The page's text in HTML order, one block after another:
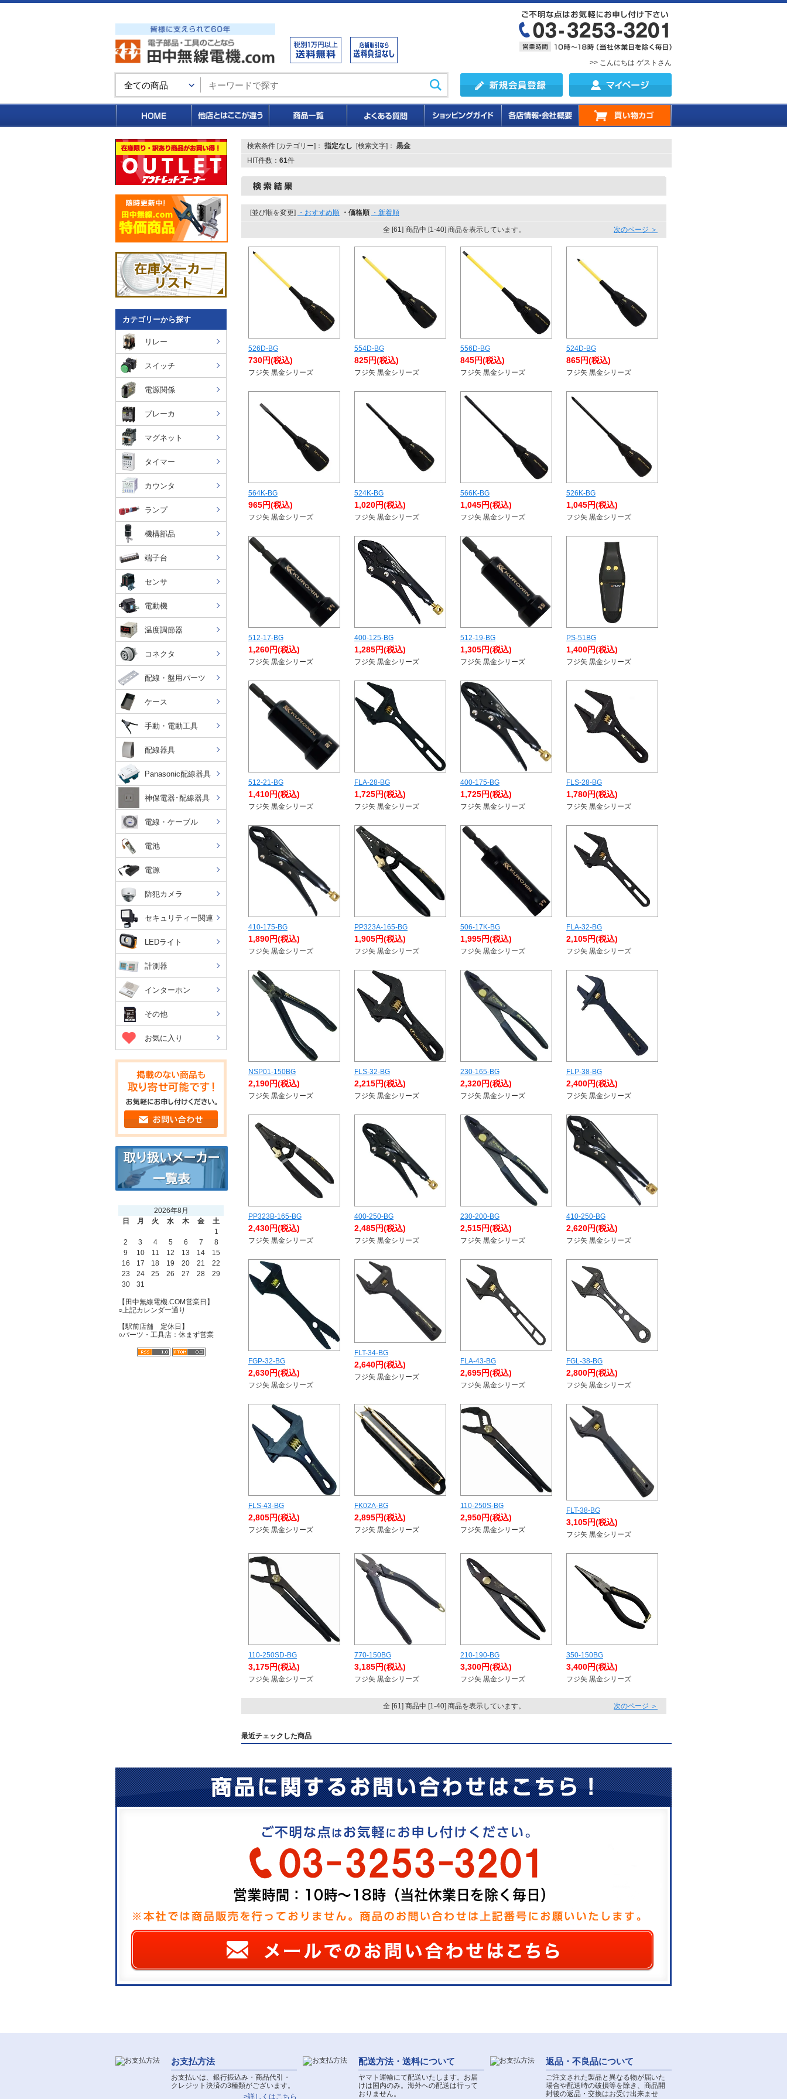
>> こんにちは ゲストさん
検索条件 [カテゴリー]： 指定なし [検索文字]： 黒金
HIT件数： 61件
[並び順を変更] ・おすすめ順 ・価格順 ・新着順
全 [61] 商品中 [1-40] 商品を表示しています。 次のページ ＞
526D-BG
730円(税込)
フジ矢 黒金シリーズ
554D-BG
825円(税込)
フジ矢 黒金シリーズ
556D-BG
845円(税込)
フジ矢 黒金シリーズ
524D-BG
865円(税込)
フジ矢 黒金シリーズ
564K-BG
965円(税込)
フジ矢 黒金シリーズ
524K-BG
1,020円(税込)
フジ矢 黒金シリーズ
566K-BG
1,045円(税込)
フジ矢 黒金シリーズ
526K-BG
1,045円(税込)
フジ矢 黒金シリーズ
512-17-BG
1,260円(税込)
フジ矢 黒金シリーズ
400-125-BG
1,285円(税込)
フジ矢 黒金シリーズ
512-19-BG
1,305円(税込)
フジ矢 黒金シリーズ
PS-51BG
1,400円(税込)
フジ矢 黒金シリーズ
512-21-BG
1,410円(税込)
フジ矢 黒金シリーズ
FLA-28-BG
1,725円(税込)
フジ矢 黒金シリーズ
400-175-BG
1,725円(税込)
フジ矢 黒金シリーズ
FLS-28-BG
1,780円(税込)
フジ矢 黒金シリーズ
410-175-BG
1,890円(税込)
フジ矢 黒金シリーズ
PP323A-165-BG
1,905円(税込)
フジ矢 黒金シリーズ
506-17K-BG
1,995円(税込)
フジ矢 黒金シリーズ
FLA-32-BG
2,105円(税込)
フジ矢 黒金シリーズ
NSP01-150BG
2,190円(税込)
フジ矢 黒金シリーズ
FLS-32-BG
2,215円(税込)
フジ矢 黒金シリーズ
230-165-BG
2,320円(税込)
フジ矢 黒金シリーズ
FLP-38-BG
2,400円(税込)
フジ矢 黒金シリーズ
PP323B-165-BG
2,430円(税込)
フジ矢 黒金シリーズ
400-250-BG
2,485円(税込)
フジ矢 黒金シリーズ
230-200-BG
2,515円(税込)
フジ矢 黒金シリーズ
410-250-BG
2,620円(税込)
フジ矢 黒金シリーズ
FGP-32-BG
2,630円(税込)
フジ矢 黒金シリーズ
FLT-34-BG
2,640円(税込)
フジ矢 黒金シリーズ
FLA-43-BG
2,695円(税込)
フジ矢 黒金シリーズ
FGL-38-BG
2,800円(税込)
フジ矢 黒金シリーズ
FLS-43-BG
2,805円(税込)
フジ矢 黒金シリーズ
FK02A-BG
2,895円(税込)
フジ矢 黒金シリーズ
110-250S-BG
2,950円(税込)
フジ矢 黒金シリーズ
FLT-38-BG
3,105円(税込)
フジ矢 黒金シリーズ
110-250SD-BG
3,175円(税込)
フジ矢 黒金シリーズ
770-150BG
3,185円(税込)
フジ矢 黒金シリーズ
210-190-BG
3,300円(税込)
フジ矢 黒金シリーズ
350-150BG
3,400円(税込)
フジ矢 黒金シリーズ
全 [61] 商品中 [1-40] 商品を表示しています。 次のページ ＞
最近チェックした商品
カテゴリーから探す
リレー
スイッチ
電源関係
ブレーカ
マグネット
タイマー
カウンタ
ランプ
機構部品
端子台
センサ
電動機
温度調節器
コネクタ
配線・盤用パーツ
ケース
手動・電動工具
配線器具
Panasonic配線器具
神保電器･配線器具
電線・ケーブル
電池
電源
防犯カメラ
セキュリティー関連
LEDライト
計測器
インターホン
その他
お気に入り
2026年8月
日
月 火 水 木 金
土
1
2
3 4 5 6 7
8
9
10 11 12 13 14
15
16
17 18 19 20 21
22
23
24 25 26 27 28
29
30
31
【田中無線電機.COM営業日】
○上記カレンダー通り
【駅前店舗 定休日】
○パーツ・工具店：休まず営業
お支払方法
お支払いは、銀行振込み・商品代引・
クレジット決済の3種類がございます。
>詳しくはこちら
配送方法・送料について
ヤマト運輸にて配送いたします。お届
けは国内のみ。海外への配送は行って
おりません。
返品・不良品について
ご注文された製品と異なる物が届いた
場合や配送時の破損等を除き、商品開
封後の返品・交換はお受け出来ませ